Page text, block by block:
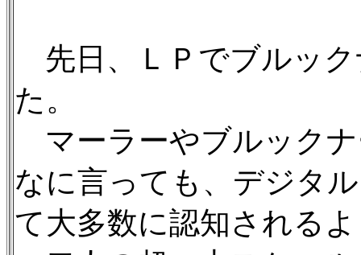
先日、ＬＰでブルッ
た。
マーラーやブルック
なに言っても、デジタ
て大多数に認知される